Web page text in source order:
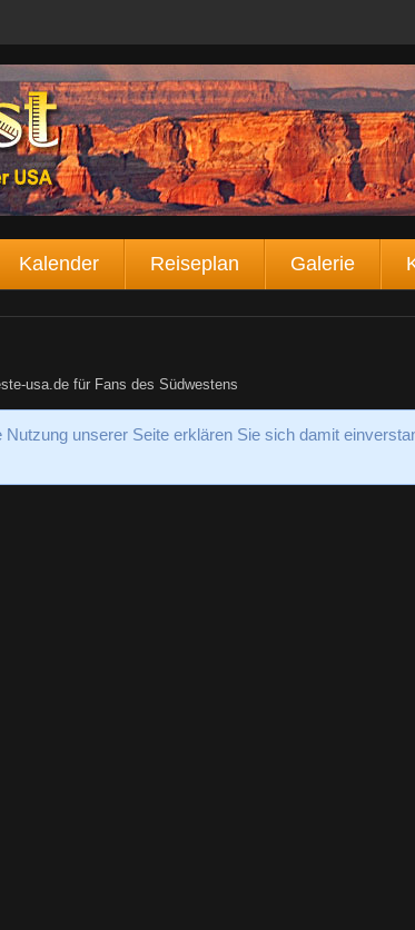
Kalender Reiseplan Galerie
usa.de für Fans des Südwestens
unserer Seite erklären Sie sich damit